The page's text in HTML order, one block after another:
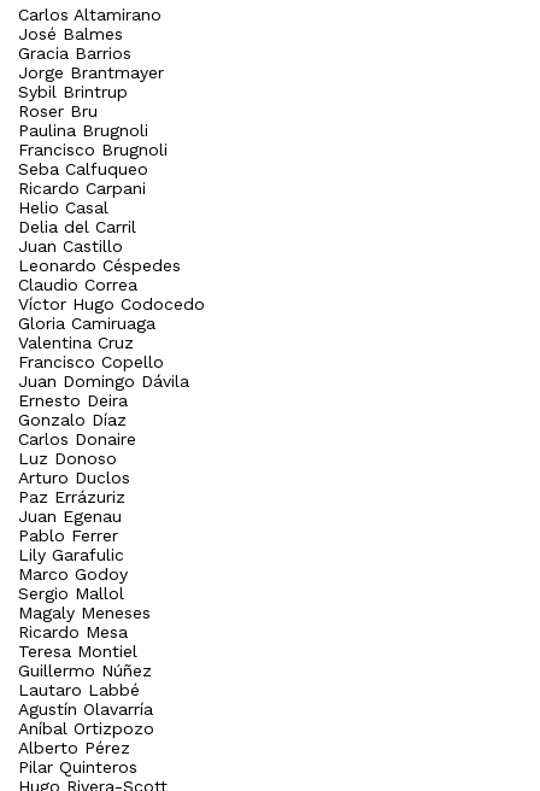
Carlos Altamirano
José Balmes
Gracia Barrios
Jorge Brantmayer
Sybil Brintrup
Roser Bru
Paulina Brugnoli
Francisco Brugnoli
Seba Calfuqueo
Ricardo Carpani
Helio Casal
Delia del Carril
Juan Castillo
Leonardo Céspedes
Claudio Correa
Víctor Hugo Codocedo
Gloria Camiruaga
Valentina Cruz
Francisco Copello
Juan Domingo Dávila
Ernesto Deira
Gonzalo Díaz
Carlos Donaire
Luz Donoso
Arturo Duclos
Paz Errázuriz
Juan Egenau
Pablo Ferrer
Lily Garafulic
Marco Godoy
Sergio Mallol
Magaly Meneses
Ricardo Mesa
Teresa Montiel
Guillermo Núñez
Lautaro Labbé
Agustín Olavarría
Aníbal Ortizpozo
Alberto Pérez
Pilar Quinteros
Hugo Rivera-Scott